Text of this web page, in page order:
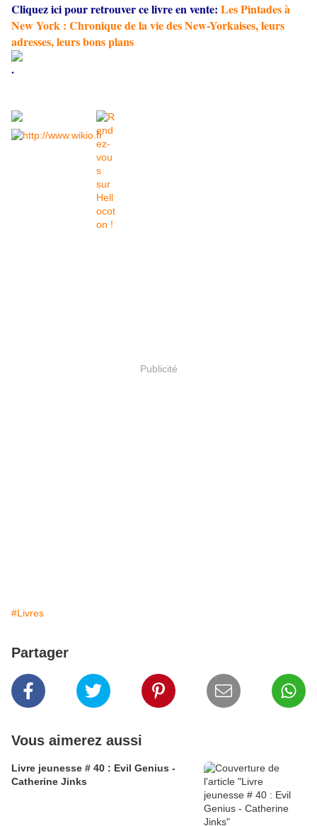
Cliquez ici pour retrouver ce livre en vente: Les Pintades à
New York : Chronique de la vie des New-Yorkaises, leurs
adresses, leurs bons plans
.
Publicité
#Livres
Partager
Vous aimerez aussi
Livre jeunesse # 40 : Evil Genius -
Catherine Jinks